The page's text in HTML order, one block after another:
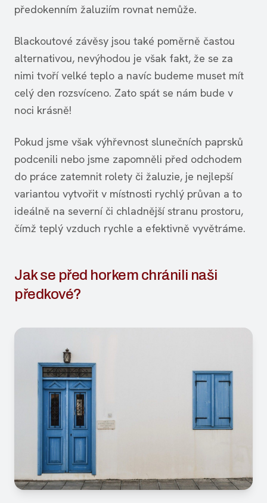
předokenním žaluziím rovnat nemůže.
Blackoutové závěsy jsou také poměrně častou
alternativou, nevýhodou je však fakt, že se za
nimi tvoří velké teplo a navíc budeme muset mít
celý den rozsvíceno. Zato spát se nám bude v
noci krásně!
Pokud jsme však výhřevnost slunečních paprsků
podcenili nebo jsme zapomněli před odchodem
do práce zatemnit rolety či žaluzie, je nejlepší
variantou vytvořit v místnosti rychlý průvan a to
ideálně na severní či chladnější stranu prostoru,
čímž teplý vzduch rychle a efektivně vyvětráme.
Jak se před horkem chránili naši
předkové?